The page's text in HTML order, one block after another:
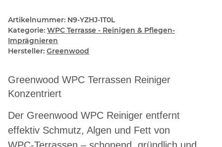
Artikelnummer: N9-YZHJ-1T0L
Kategorie: WPC Terrasse - Reinigen & Pflegen-
Imprägnieren
Hersteller: Greenwood
Greenwood WPC Terrassen Reiniger
Konzentriert
Der Greenwood WPC Reiniger entfernt
effektiv Schmutz, Algen und Fett von